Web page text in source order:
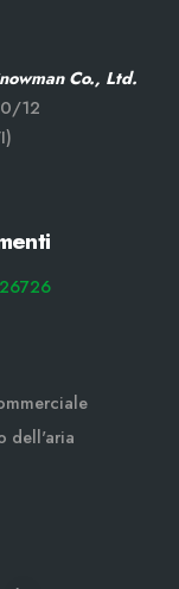
Co., Ltd.
12
dell'aria